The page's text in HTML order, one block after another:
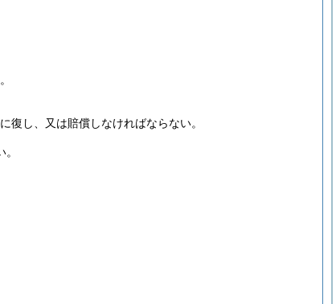
復し、又は賠償しなければならない。